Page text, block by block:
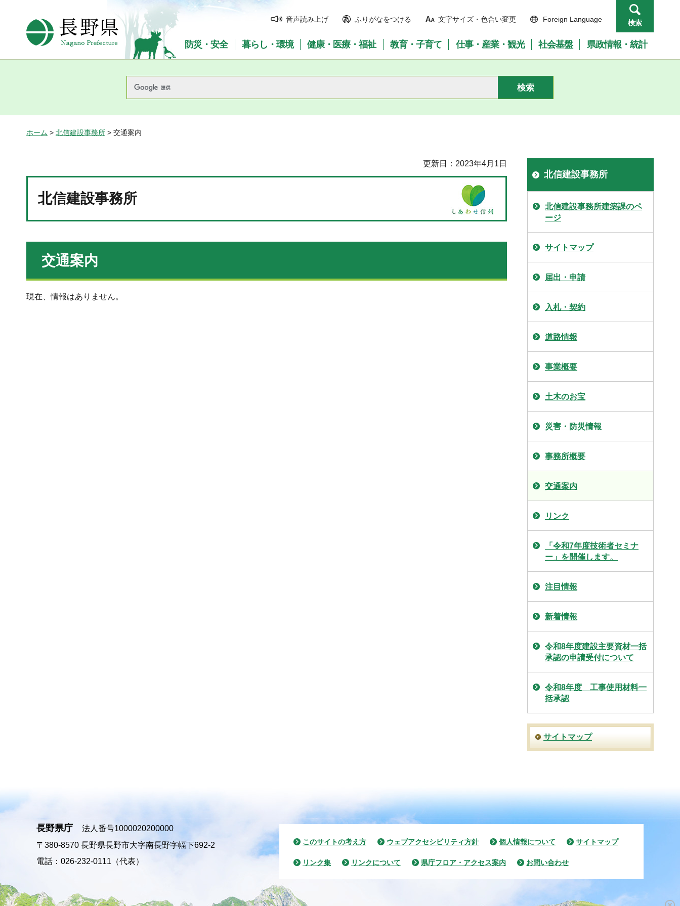
長野県Nagano Prefecture
音声読み上げ ふりがなをつける 文字サイズ・色合い変更 Foreign Language 検索
防災・安全 暮らし・環境 健康・医療・福祉 教育・子育て 仕事・産業・観光 社会基盤 県政情報・統計
ホーム > 北信建設事務所 > 交通案内
更新日：2023年4月1日
北信建設事務所
交通案内
現在、情報はありません。
北信建設事務所
北信建設事務所建築課のペ
ージ
サイトマップ
届出・申請
入札・契約
道路情報
事業概要
土木のお宝
災害・防災情報
事務所概要
交通案内
リンク
「令和7年度技術者セミナ
ー」を開催します。
注目情報
新着情報
令和8年度建設主要資材一括
承認の申請受付について
令和8年度 工事使用材料一
括承認
サイトマップ
長野県庁
法人番号1000020200000
〒380-8570 長野県長野市大字南長野字幅下692-2
電話：026-232-0111（代表）
このサイトの考え方 ウェブアクセシビリティ方針 個人情報について サイトマップ
リンク集 リンクについて 県庁フロア・アクセス案内 お問い合わせ